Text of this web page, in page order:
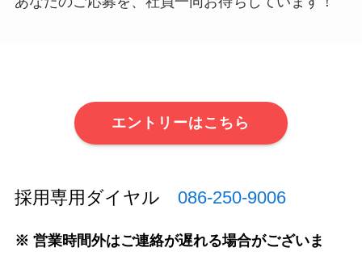
エントリーはこちら
採用専用ダイヤル 086-250-9006
※ 営業時間外はご連絡が遅れる場合がございま